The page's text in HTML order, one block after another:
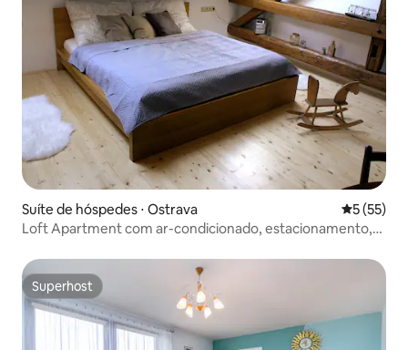
Suíte de hóspedes ⋅ Ostrava 5 de uma
5 (55)
Loft Apartment com ar-condicionado, estacionamento,
Superhost
Superhost